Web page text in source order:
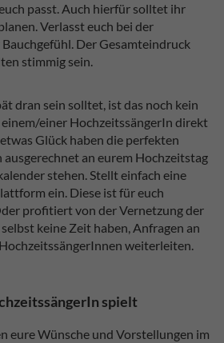
passt. Auch hierfür solltet ihr
Verlasst euch bei der
Der Gesamteindruck
stimmig sein.
dran sein solltet, ist das noch kein
einem/einer HochzeitssängerIn direkt
Glück haben die perfekten
an eurem Hochzeitstag
stehen. Stellt einfach eine
ein. Diese ist für euch
profitiert von der Vernetzung der
keine Zeit haben, Anfragen an
weiterleiten.
spielt
eure Wünsche und Vorstellungen im